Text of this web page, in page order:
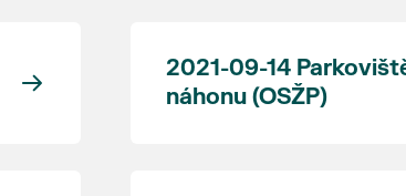
2021-09-14
náhonu (OSŽP)